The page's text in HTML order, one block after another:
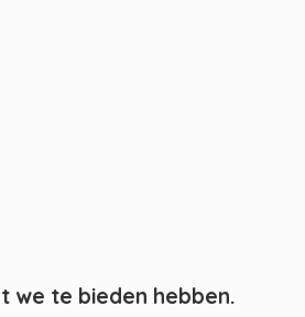
we te bieden hebben.